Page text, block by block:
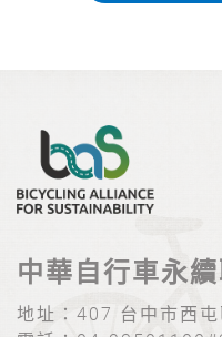
中華自行車永
地址： 407 台中市西